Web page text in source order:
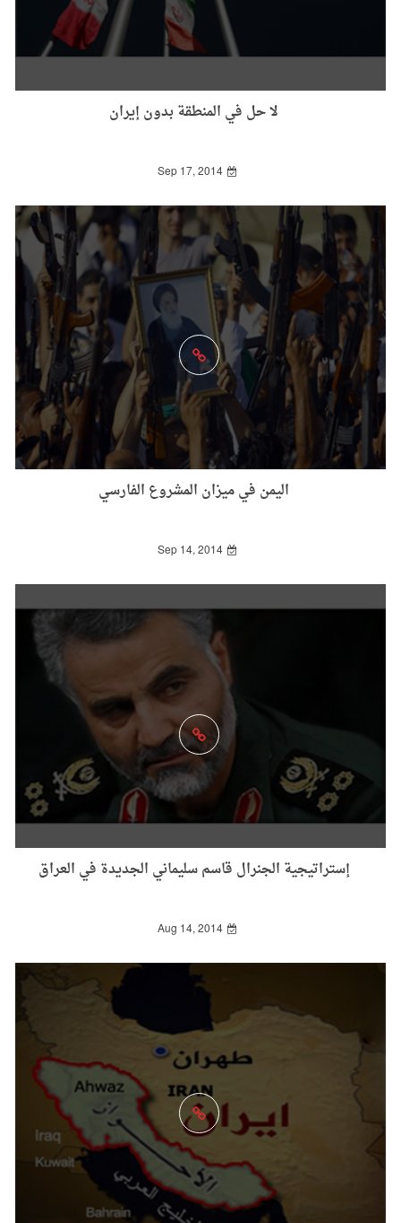
لا حل في المنطقة بدون إيران
Sep 17, 2014
اليمن في ميزان المشروع الفارسي
Sep 14, 2014
إستراتيجية الجنرال قاسم سليماني الجديدة في العراق
Aug 14, 2014